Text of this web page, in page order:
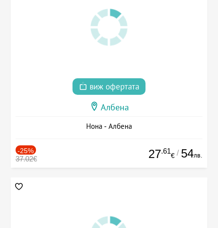
виж офертата
Албена
Нона - Албена
-25%
37.02€ 27.61
€ / 54лв.